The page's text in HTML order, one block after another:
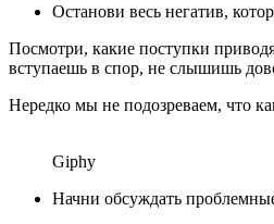
Останови весь негатив,
Посмотри, какие поступки
вступаешь в спор, не слышишь
Нередко мы не подозреваем, что
Giphy
Начни обсуждать